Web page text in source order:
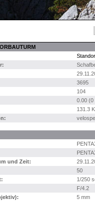
3695
104
0.00 (0
131.3
und Zeit:
50
1/250
F/4.2
5 mm